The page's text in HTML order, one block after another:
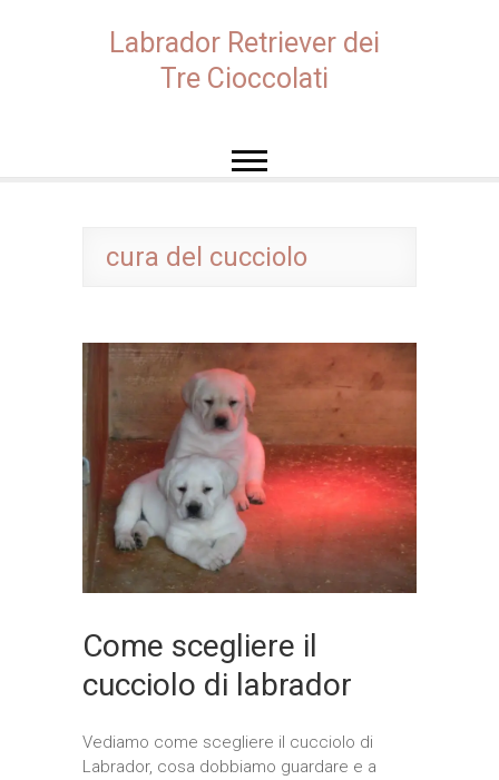
Labrador Retriever dei
Tre Cioccolati
cura del cucciolo
Come scegliere il
cucciolo di labrador
Vediamo come scegliere il cucciolo di
Labrador, cosa dobbiamo guardare e a